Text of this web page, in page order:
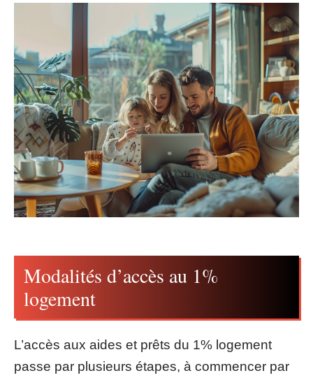
Modalités d’accès au 1%
logement
L’accès aux aides et prêts du 1% logement
passe par plusieurs étapes, à commencer par